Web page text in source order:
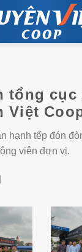
tổng cục
Việt
hạnh tếp đón
viên đơn vị.